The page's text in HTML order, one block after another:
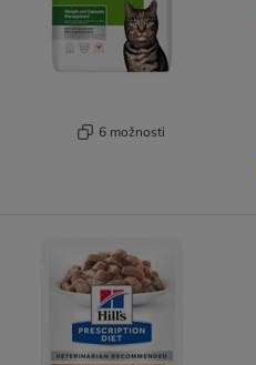
6 možnosti